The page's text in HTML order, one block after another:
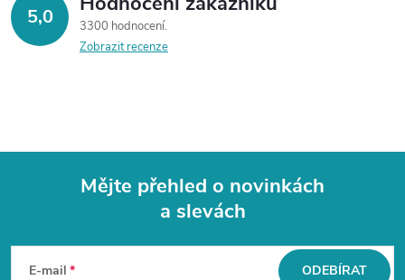
5,0
3300 hodnocení
Zobrazit recenze
Mějte přehled o novinkách
a slevách
E-mail ODEBÍRAT